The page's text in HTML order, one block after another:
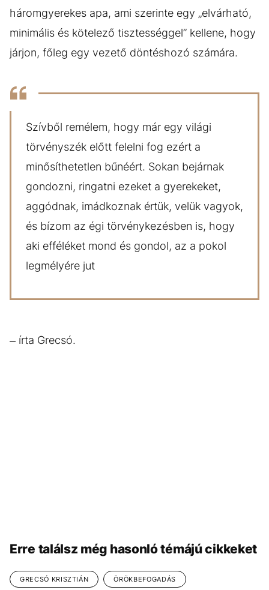
háromgyerekes apa, ami szerinte egy „elvárható,
minimális és kötelező tisztességgel” kellene, hogy
járjon, főleg egy vezető döntéshozó számára.
Szívből remélem, hogy már egy világi
törvényszék előtt felelni fog ezért a
minősíthetetlen bűnéért. Sokan bejárnak
gondozni, ringatni ezeket a gyerekeket,
aggódnak, imádkoznak értük, velük vagyok,
és bízom az égi törvénykezésben is, hogy
aki efféléket mond és gondol, az a pokol
legmélyére jut
– írta Grecsó.
Erre találsz még hasonló témájú cikkeket
GRECSÓ KRISZTIÁN ÖRÖKBEFOGADÁS